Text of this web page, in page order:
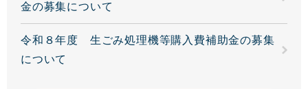
金の募集について
令和８年度 生ごみ処理機等購入費補助金の募集
について